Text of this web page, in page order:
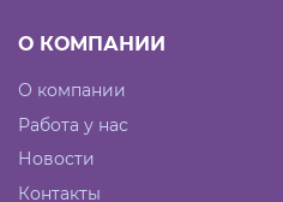
О КОМПАНИИ
О компании
Работа у нас
Новости
Контакты